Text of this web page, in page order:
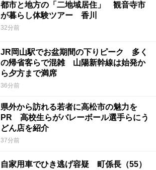
都市と地方の「二地域居住」 観音寺市
が暮らし体験ツアー 香川
32分前
JR岡山駅でお盆期間の下りピーク 多く
の帰省客らで混雑 山陽新幹線は始発か
ら夕方まで満席
36分前
県外から訪れる若者に高松市の魅力を
PR 高校生らがバレーボール選手らにう
どん店を紹介
37分前
自家用車でひき逃げ容疑 町係長（55）